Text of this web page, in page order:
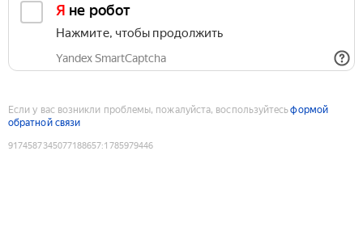
Я не робот
Нажмите, чтобы продолжить
Yandex SmartCaptcha
Если у вас возникли проблемы, пожалуйста, воспользуйтесьформой
обратной связи
9174587345077188657:1785979446